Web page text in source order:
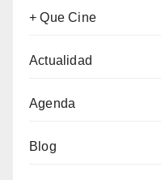
+ Que Cine
Actualidad
Agenda
Blog